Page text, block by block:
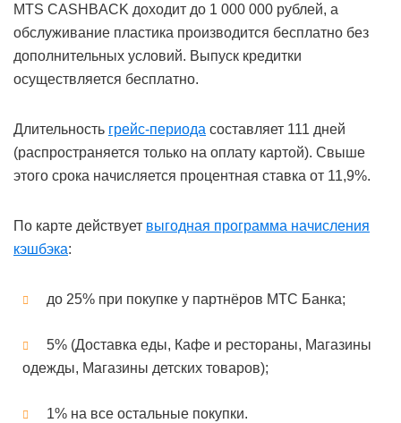
MTS CASHBACK доходит до 1 000 000 рублей, а
обслуживание пластика производится бесплатно без
дополнительных условий. Выпуск кредитки
осуществляется бесплатно.
Длительность грейс-периода составляет 111 дней
(распространяется только на оплату картой). Свыше
этого срока начисляется процентная ставка от 11,9%.
По карте действует выгодная программа начисления
кэшбэка:
до 25% при покупке у партнёров МТС Банка;
5% (Доставка еды, Кафе и рестораны, Магазины
одежды, Магазины детских товаров);
1% на все остальные покупки.